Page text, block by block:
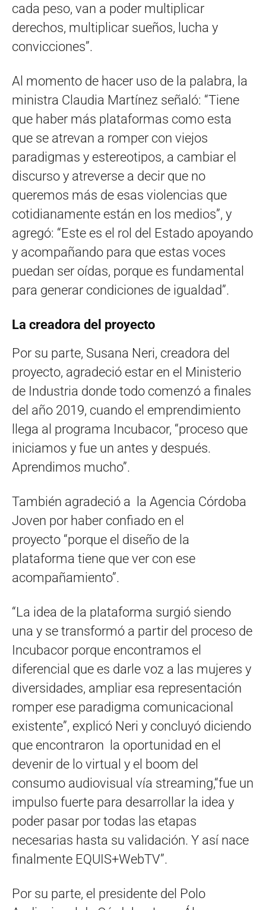
cada peso, van a poder multiplicar
derechos, multiplicar sueños, lucha y
convicciones”.
Al momento de hacer uso de la palabra, la
ministra Claudia Martínez señaló: “Tiene
que haber más plataformas como esta
que se atrevan a romper con viejos
paradigmas y estereotipos, a cambiar el
discurso y atreverse a decir que no
queremos más de esas violencias que
cotidianamente están en los medios”, y
agregó: “Este es el rol del Estado apoyando
y acompañando para que estas voces
puedan ser oídas, porque es fundamental
para generar condiciones de igualdad”.
La creadora del proyecto
Por su parte, Susana Neri, creadora del
proyecto, agradeció estar en el Ministerio
de Industria donde todo comenzó a finales
del año 2019, cuando el emprendimiento
llega al programa Incubacor, “proceso que
iniciamos y fue un antes y después.
Aprendimos mucho”.
También agradeció a la Agencia Córdoba
Joven por haber confiado en el
proyecto “porque el diseño de la
plataforma tiene que ver con ese
acompañamiento”.
“La idea de la plataforma surgió siendo
una y se transformó a partir del proceso de
Incubacor porque encontramos el
diferencial que es darle voz a las mujeres y
diversidades, ampliar esa representación
romper ese paradigma comunicacional
existente”, explicó Neri y concluyó diciendo
que encontraron la oportunidad en el
devenir de lo virtual y el boom del
consumo audiovisual vía streaming,“fue un
impulso fuerte para desarrollar la idea y
poder pasar por todas las etapas
necesarias hasta su validación. Y así nace
finalmente EQUIS+WebTV”.
Por su parte, el presidente del Polo